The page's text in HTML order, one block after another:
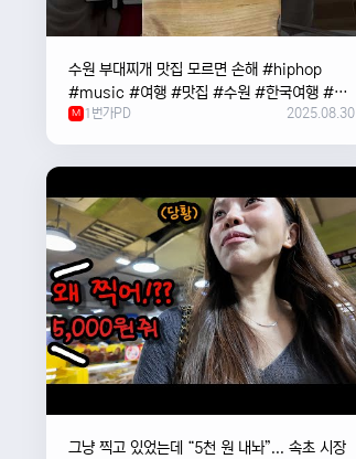
수원 부대찌개 맛집 모르면 손해 #hiphop
#music #여행 #맛집 #수원 #한국여행 #베
트남여자 #혼자여행
M 1번가PD 2025.08.30
그냥 찍고 있었는데 “5천 원 내놔”... 속초 시장